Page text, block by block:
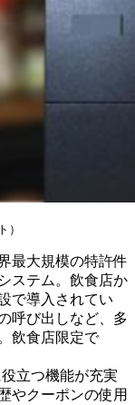
）
最大規模の特許件
ステム。飲食店か
で導入されてい
呼び出しなど、多
飲食店限定で
立つ機能が充実
やクーポンの使用